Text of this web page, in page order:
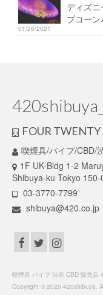
ディズ
プコー
01/26/2021
FOUR TWENTY
喫煙具/パイプ/CBD/
1F UK-Bldg 1-2
Shibuya-ku Tokyo
03-3770-7799
shibuya@420.co.jp
喫煙具 パイプ 渋谷 CBD 販売
Copyright © 2020 420shibuya.